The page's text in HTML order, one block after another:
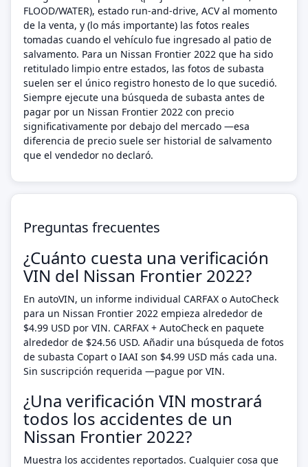
FLOOD/WATER), estado run-and-drive, ACV al momento
de la venta, y (lo más importante) las fotos reales
tomadas cuando el vehículo fue ingresado al patio de
salvamento. Para un Nissan Frontier 2022 que ha sido
retitulado limpio entre estados, las fotos de subasta
suelen ser el único registro honesto de lo que sucedió.
Siempre ejecute una búsqueda de subasta antes de
pagar por un Nissan Frontier 2022 con precio
significativamente por debajo del mercado —esa
diferencia de precio suele ser historial de salvamento
que el vendedor no declaró.
Preguntas frecuentes
¿Cuánto cuesta una verificación
VIN del Nissan Frontier 2022?
En autoVIN, un informe individual CARFAX o AutoCheck
para un Nissan Frontier 2022 empieza alrededor de
$4.99 USD por VIN. CARFAX + AutoCheck en paquete
alrededor de $24.56 USD. Añadir una búsqueda de fotos
de subasta Copart o IAAI son $4.99 USD más cada una.
Sin suscripción requerida —pague por VIN.
¿Una verificación VIN mostrará
todos los accidentes de un
Nissan Frontier 2022?
Muestra los accidentes reportados. Cualquier cosa que